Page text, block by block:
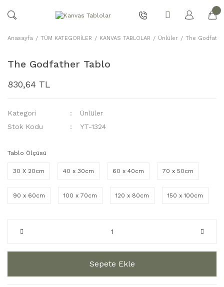
Anasayfa TÜM KATEGORİLER KANVAS TABLOLAR Ünlüler The
The Godfather Tablo
830,64 TL
Kategori
Ünlüler
Stok Kodu
YT-1324
Tablo Ölçüsü
30 X 20cm 40 x 30cm 60 x 40cm 70 x 50cm
90 x 60cm 100 x 70cm 120 x 80cm 150 x 100cm
Sepete Ekle